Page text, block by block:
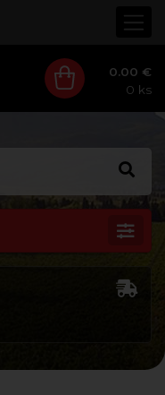
0.00 €
0 ks